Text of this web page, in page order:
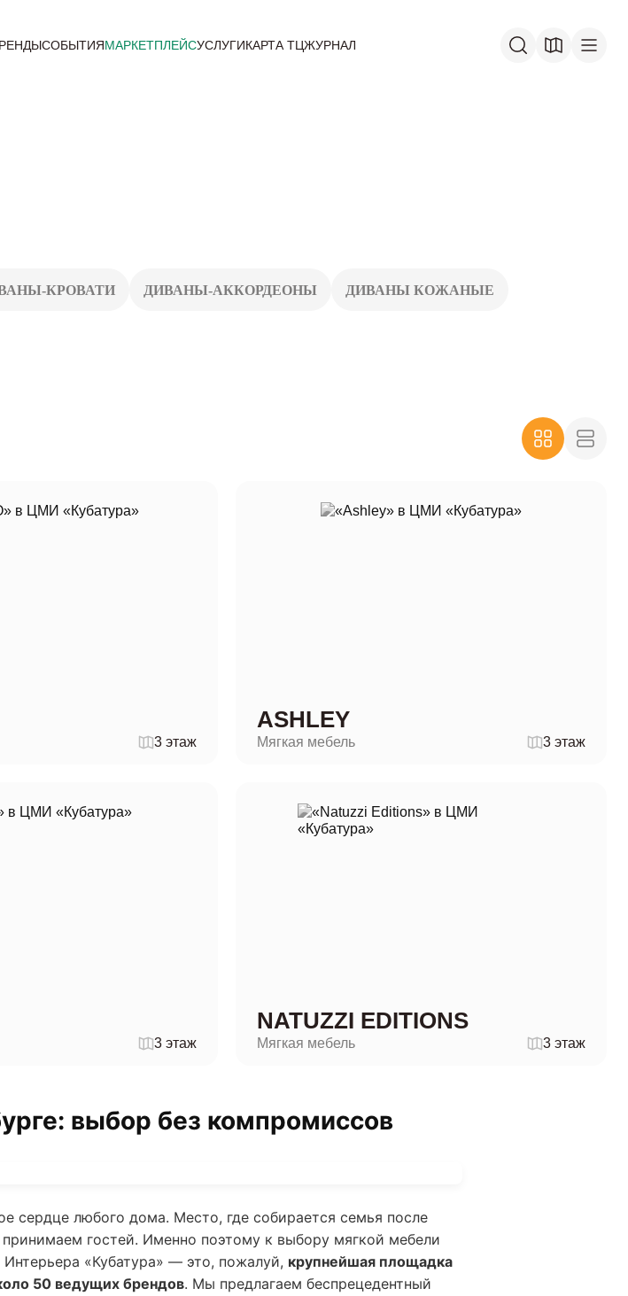
СОБЫТИЯМАРКЕТПЛЕЙСУСЛУГИКАРТА ТЦЖУРНАЛ
КРОВАТИ ДИВАНЫ-АККОРДЕОНЫ ДИВАНЫ КОЖАНЫЕ
3 этаж
ASHLEY
Мягкая мебель 3 этаж
3 этаж
NATUZZI EDITIONS
Мягкая мебель 3 этаж
выбор без компромиссов
сердце любого дома. Место, где собирается семья после
гостей. Именно поэтому к выбору мягкой мебели
«Кубатура» — это, пожалуй, крупнейшая площадка
50 ведущих брендов. Мы предлагаем беспрецедентный